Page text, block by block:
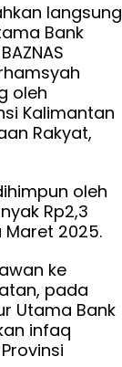
langsung
Bank
oleh
Kalimantan
Rakyat,
oleh
Rp2,3
2025.
ke
pada
Utama Bank
infaq